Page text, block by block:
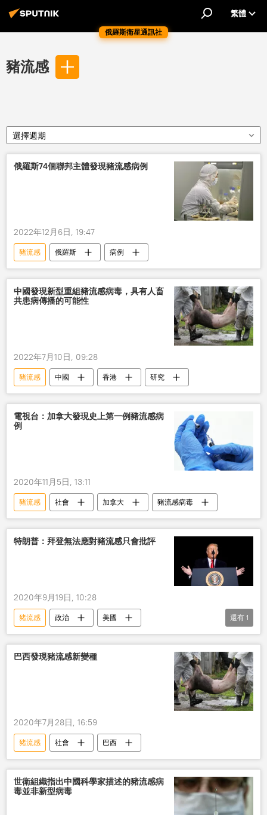
俄羅斯衛星通訊社
繁體
豬流感
選擇週期
俄羅斯74個聯邦主體發現豬流感病例
2022年12月6日, 19:47
豬流感 俄羅斯 病例
中國發現新型重組豬流感病毒，具有人畜
共患病傳播的可能性
2022年7月10日, 09:28
豬流感 中國 香港 研究
電視台：加拿大發現史上第一例豬流感病
例
2020年11月5日, 13:11
豬流感 社會 加拿大 豬流感病毒
特朗普：拜登無法應對豬流感只會批評
2020年9月19日, 10:28
豬流感 政治
美國
美國2020年總統選舉
還有 1
巴西發現豬流感新變種
2020年7月28日, 16:59
豬流感 社會 巴西
世衛組織指出中國科學家描述的豬流感病
毒並非新型病毒